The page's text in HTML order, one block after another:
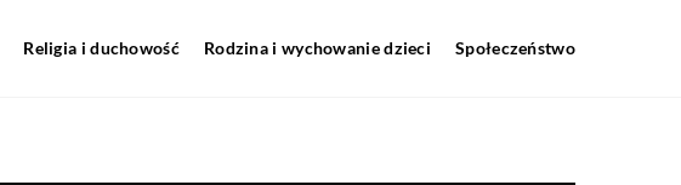
Religia i duchowość Rodzina i wychowanie dzieci Społeczeństwo